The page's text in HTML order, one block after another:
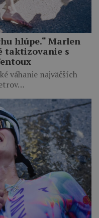
hlúpe.“ Marlen
taktizovanie s
váhanie najväčších